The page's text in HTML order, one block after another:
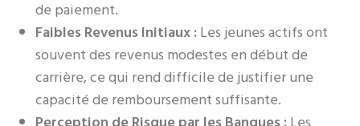
de paiement.
Faibles Revenus Initiaux :Les jeunes actifs ont
souvent des revenus modestes en début de
carrière, ce qui rend difficile de justifier une
capacité de remboursement suffisante.